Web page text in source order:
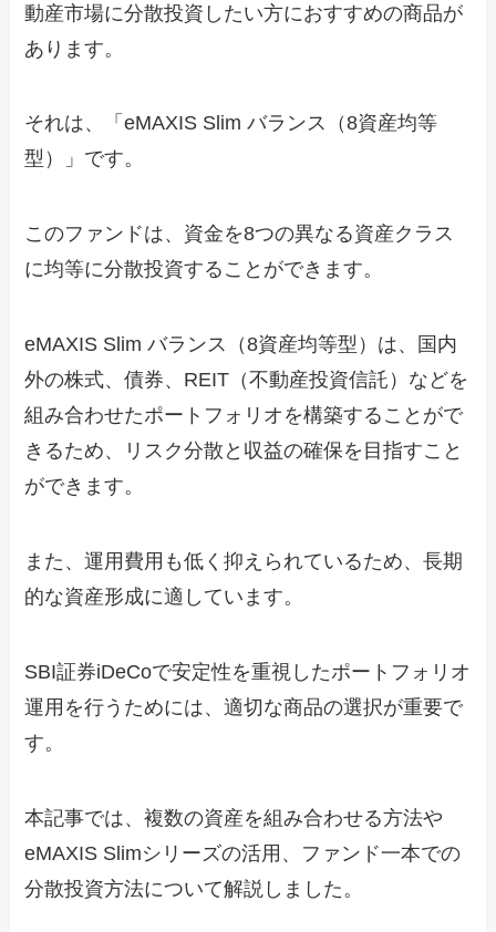
動産市場に分散投資したい方におすすめの商品が
あります。
それは、「eMAXIS Slim バランス（8資産均等
型）」です。
このファンドは、資金を8つの異なる資産クラス
に均等に分散投資することができます。
eMAXIS Slim バランス（8資産均等型）は、国内
外の株式、債券、REIT（不動産投資信託）などを
組み合わせたポートフォリオを構築することがで
きるため、リスク分散と収益の確保を目指すこと
ができます。
また、運用費用も低く抑えられているため、長期
的な資産形成に適しています。
SBI証券iDeCoで安定性を重視したポートフォリオ
運用を行うためには、適切な商品の選択が重要で
す。
本記事では、複数の資産を組み合わせる方法や
eMAXIS Slimシリーズの活用、ファンド一本での
分散投資方法について解説しました。